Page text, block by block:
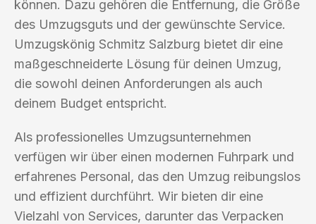
können. Dazu gehören die Entfernung, die Größe
des Umzugsguts und der gewünschte Service.
Umzugskönig Schmitz Salzburg bietet dir eine
maßgeschneiderte Lösung für deinen Umzug,
die sowohl deinen Anforderungen als auch
deinem Budget entspricht.
Als professionelles Umzugsunternehmen
verfügen wir über einen modernen Fuhrpark und
erfahrenes Personal, das den Umzug reibungslos
und effizient durchführt. Wir bieten dir eine
Vielzahl von Services, darunter das Verpacken